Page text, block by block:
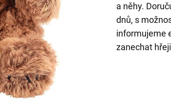
a něhy.
dnů, s
informujeme
zanechat